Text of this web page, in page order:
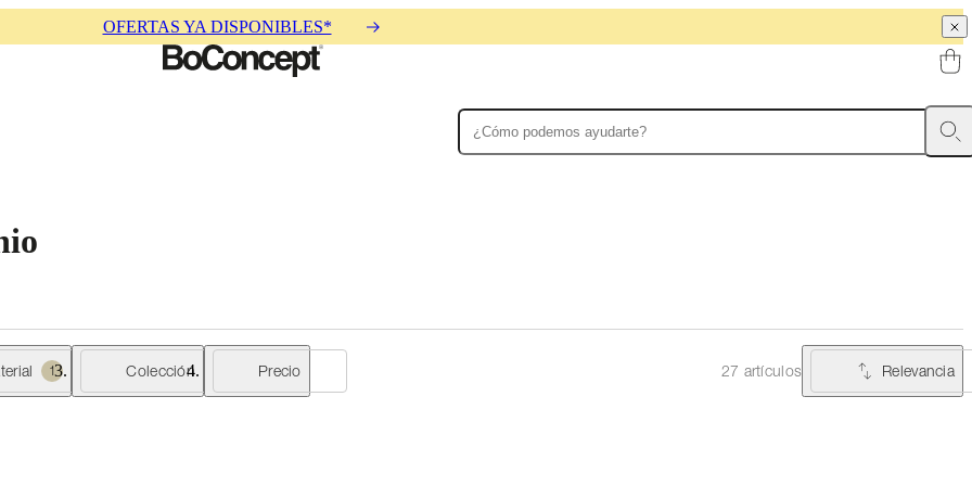
OFERTAS YA DISPONIBLES*
1 Colección Precio 27 artículos Relevancia